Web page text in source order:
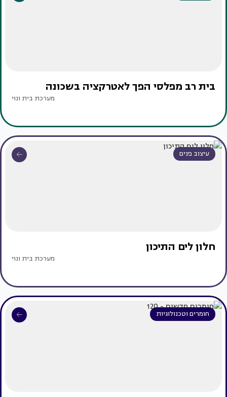
בית רב מפלסי הפך לאטרקציה בשכונה
מערכת בית ונוי
עיצוב פנים
חלון לים התיכון
מערכת בית ונוי
חומרים וטכנולוגיות